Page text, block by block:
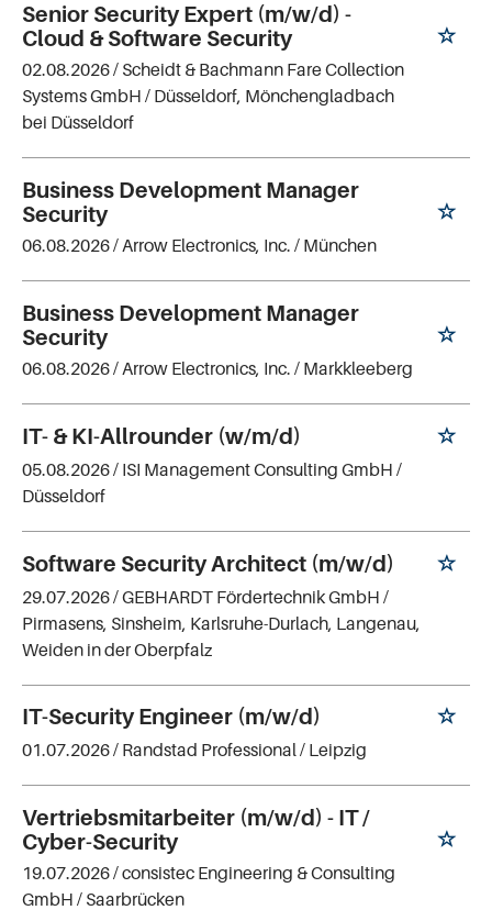
Senior Security Expert (m/w/d) -
Cloud & Software Security
02.08.2026 / Scheidt & Bachmann Fare Collection
Systems GmbH / Düsseldorf, Mönchengladbach
bei Düsseldorf
Business Development Manager
Security
06.08.2026 /Arrow Electronics, Inc. / München
Business Development Manager
Security
06.08.2026 /Arrow Electronics, Inc. / Markkleeberg
IT- & KI-Allrounder (w/m/d)
05.08.2026 / ISI Management Consulting GmbH /
Düsseldorf
Software Security Architect (m/w/d)
29.07.2026 /GEBHARDT Fördertechnik GmbH /
Pirmasens, Sinsheim, Karlsruhe-Durlach, Langenau,
Weiden in der Oberpfalz
IT-Security Engineer (m/w/d)
01.07.2026 / Randstad Professional/ Leipzig
Vertriebsmitarbeiter (m/w/d) - IT /
Cyber-Security
19.07.2026 /consistec Engineering & Consulting
GmbH / Saarbrücken